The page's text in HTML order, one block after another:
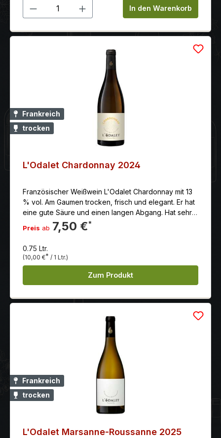
Trockenfrüchten (Haselnuss, gegrillte Mandeln)
vereint. Traditionelle Weinbereitung, Reifung auf
Jahr. Kühl bei ca. 10 °C servieren, auf einer Platte mit
Schalentieren, Bresse-Geflügel mit Flusskrebsen,
cremigem Brillat-Savarin. 100 % Chardonnay, Süd-
Ost-Ausrichtung an den Hängen. Ton-Kalkstein-
Böden. Ertrag 60hl/ha. Goldmedaille beim St.-Vincent-
Produkt Anzahl: Gib denIn den Warenkorb
Frankreich
trocken
L'Odalet Chardonnay 2024
Französischer Weißwein L'Odalet Chardonnay mit 13
% vol. Am Gaumen trocken, frisch und elegant. Er hat
eine gute Säure und einen langen Abgang. Hat sehr
feine Aromen von gelbes Steinobst und Noten von
Jasminblüten.
Preis ab 7,50 €*
0.75 Ltr.
(10,00 €* / 1 Ltr.)
Zum Produkt
Frankreich
trocken
L'Odalet Marsanne-Roussanne 2025